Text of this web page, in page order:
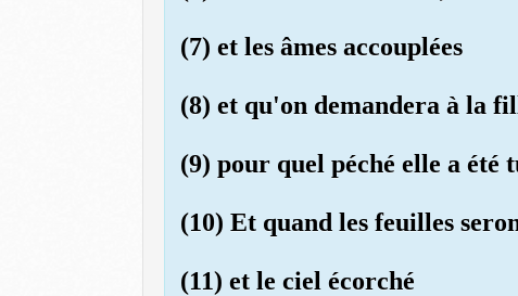
(7) et les âmes accouplées
(8) et qu'on demandera à la
(9) pour quel péché elle a été
(10) Et quand les feuilles
(11) et le ciel écorché